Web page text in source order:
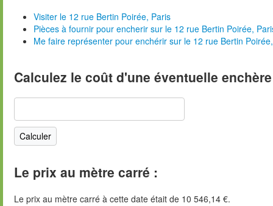
Visiter le 12 rue Bertin Poirée, Paris
Pièces à fournir pour encherir sur le 12 rue Bertin Poirée,
Me faire représenter pour enchérir sur le 12 rue Bertin
Calculez le coût d'une éventuelle
Le prix au mètre carré :
Le prix au mètre carré à cette date était de 10 546,14 €.